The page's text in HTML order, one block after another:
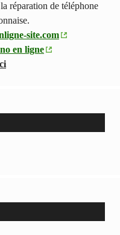
réparation de téléphone
site.com
en ligne